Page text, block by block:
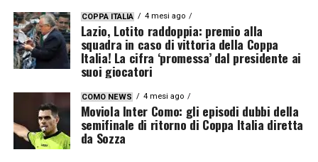
COPPA ITALIA 4 mesi ago
Lazio, Lotito raddoppia: premio alla
squadra in caso di vittoria della Coppa
Italia! La cifra ‘promessa’ dal presidente ai
suoi giocatori
COMO NEWS 4 mesi ago
Moviola Inter Como: gli episodi dubbi della
semifinale di ritorno di Coppa Italia diretta
da Sozza